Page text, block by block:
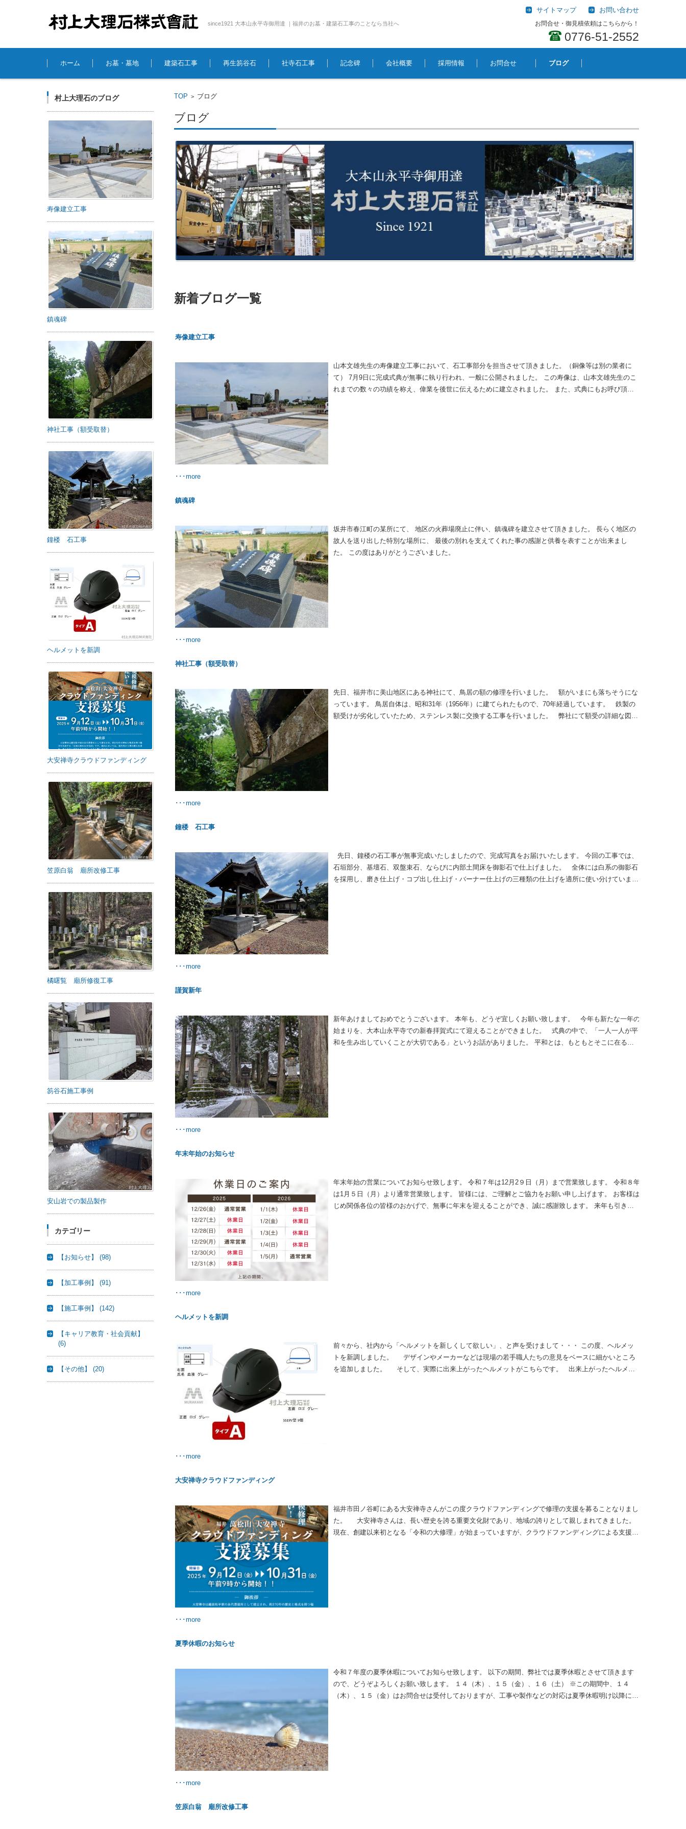
since1921 大本山永平寺御用達 ｜福井のお墓・建築石工事のことなら当社へ
サイトマップ お問い合わせ
お問合せ・御見積依頼はこちらから！
0776-51-2552
コンテンツに移動
ホーム
お墓・墓地 建築石工事 再生笏谷石 社寺石工事 記念碑 会社概要 採用情報 お問合せ ブログ
TOP > ブログ
ブログ
新着ブログ一覧
寿像建立工事
山本文雄先生の寿像建立工事において、石工事部分を担当させて頂きました。（銅像等は別の業者に
て） 7月9日に完成式典が無事に執り行われ、一般に公開されました。 この寿像は、山本文雄先生のこ
れまでの数々の功績を称え、偉業を後世に伝えるために建立されました。 また、式典にもお呼び頂
･･･more
鎮魂碑
坂井市春江町の某所にて、 地区の火葬場廃止に伴い、鎮魂碑を建立させて頂きました。 長らく地区の
故人を送り出した特別な場所に、 最後の別れを支えてくれた事の感謝と供養を表すことが出来まし
た。 この度はありがとうございました。
･･･more
神社工事（額受取替）
先日、福井市に美山地区にある神社にて、鳥居の額の修理を行いました。 額がいまにも落ちそうにな
っています。 鳥居自体は、昭和31年（1956年）に建てられたもので、70年経過しています。 鉄製の
額受けが劣化していたため、ステンレス製に交換する工事を行いました。 弊社にて額受の詳細な図面
･･･more
鐘楼 石工事
先日、鐘楼の石工事が無事完成いたしましたので、完成写真をお届けいたします。 今回の工事では、
石垣部分、基壇石、双盤束石、ならびに内部土間床を御影石で仕上げました。 全体には白系の御影石
を採用し、磨き仕上げ・コブ出し仕上げ・バーナー仕上げの三種類の仕上げを適所に使い分けていま
･･･more
謹賀新年
新年あけましておめでとうございます。 本年も、どうぞ宜しくお願い致します。 今年も新たな一年の
始まりを、大本山永平寺での新春拝賀式にて迎えることができました。 式典の中で、「一人一人が平
和を生み出していくことが大切である」というお話がありました。 平和とは、もともとそこに在るも
･･･more
年末年始のお知らせ
年末年始の営業についてお知らせ致します。 令和７年は12月2９日（月）まで営業致します。 令和８年
は1月５日（月）より通常営業致します。 皆様には、ご理解とご協力をお願い申し上げます。 お客様は
じめ関係各位の皆様のおかげで、無事に年末を迎えることができ、誠に感謝致します。 来年も引き続
･･･more
ヘルメットを新調
前々から、社内から「ヘルメットを新しくして欲しい」、と声を受けまして・・・ この度、ヘルメッ
トを新調しました。 デザインやメーカーなどは現場の若手職人たちの意見をベースに細かいところ
を追加しました。 そして、実際に出来上がったヘルメットがこちらです。 出来上がったヘルメッ
･･･more
大安禅寺クラウドファンディング
福井市田ノ谷町にある大安禅寺さんがこの度クラウドファンディングで修理の支援を募ることなりまし
た。 大安禅寺さんは、長い歴史を誇る重要文化財であり、地域の誇りとして親しまれてきました。
現在、創建以来初となる「令和の大修理」が始まっていますが、クラウドファンディングによる支援が
･･･more
夏季休暇のお知らせ
令和７年度の夏季休暇についてお知らせ致します。 以下の期間、弊社では夏季休暇とさせて頂きます
ので、どうぞよろしくお願い致します。 １４（木）、１５（金）、１６（土） ※この期間中、１４
（木）、１５（金）はお問合せは受付しておりますが、工事や製作などの対応は夏季休暇明け以降にな
･･･more
笠原白翁 廟所改修工事
村上大理石のブログ
寿像建立工事
鎮魂碑
神社工事（額受取替）
鐘楼 石工事
ヘルメットを新調
大安禅寺クラウドファンディング
笠原白翁 廟所改修工事
橘曙覧 廟所修復工事
笏谷石施工事例
安山岩での製品製作
カテゴリー
【お知らせ】 (98)
【加工事例】 (91)
【施工事例】 (142)
【キャリア教育・社会貢献】
(6)
【その他】 (20)